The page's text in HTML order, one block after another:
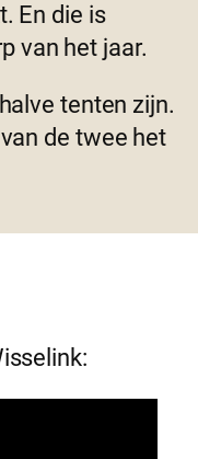
En die is
van het jaar.
tenten zijn.
de twee het